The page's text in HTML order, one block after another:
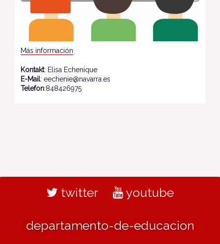
Más información
Kontakt: Elisa Echenique
E-Mail: eechenie@navarra.es
Telefon:848426975
twitter youtube
departamento-de-educacion